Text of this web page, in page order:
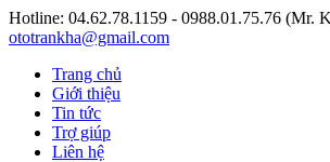
Hotline: 04.62.78.1159 - 0988.01.75.76 (Mr.
ototrankha@gmail.com
Trang chủ
Giới thiệu
Tin tức
Trợ giúp
Liên hệ